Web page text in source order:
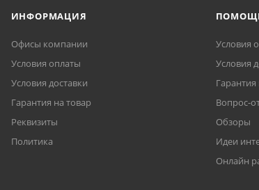
ИНФОРМАЦИЯ
Офисы компании
Условия оплаты
Условия доставки
Гарантия на товар
Реквизиты
Политика
Условия
Условия
Гарантия
Вопрос-
Обзоры
Идеи
Онлайн